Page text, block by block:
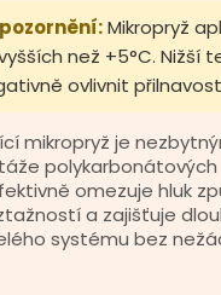
Mikropryž
než +5°C. Nižší
ovlivnit
mikropryž je
polykarbonátových
omezuje hluk
a zajišťuje
systému bez